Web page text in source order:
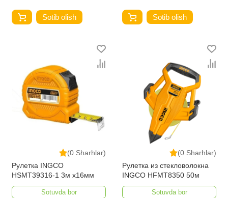
Sotib olish Sotib olish
(0 Sharhlar)
Рулетка INGCO
HSMT39316-1 3м x16мм
Sotuvda bor
(0 Sharhlar)
Рулетка из стекловолокна
INGCO HFMT8350 50м
Sotuvda bor